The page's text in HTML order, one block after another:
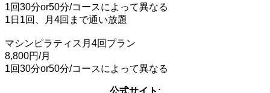
1回30分or50分/コースによって異なる
1日1回、月4回まで通い放題
マシンピラティス月4回プラン
8,800円/月
1回30分or50分/コースによって異なる
公式サイト: